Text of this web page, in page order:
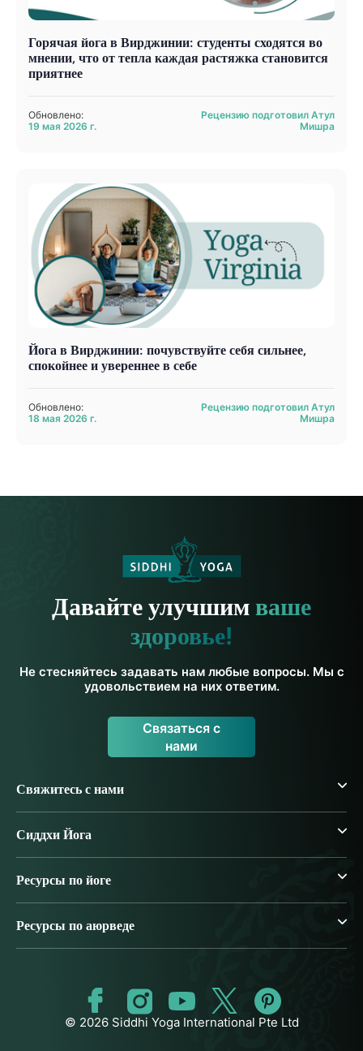
Горячая йога в Вирджинии: студенты сходятся во
мнении, что от тепла каждая растяжка становится
приятнее
Обновлено:
19 мая 2026 г.
Рецензию подготовил Атул
Мишра
Йога в Вирджинии: почувствуйте себя сильнее,
спокойнее и увереннее в себе
Обновлено:
18 мая 2026 г.
Рецензию подготовил Атул
Мишра
Давайте улучшимваше
здоровье!
Не стесняйтесь задавать нам любые вопросы. Мы с
удовольствием на них ответим.
Связаться с
нами
Свяжитесь с нами
Сиддхи Йога
Ресурсы по йоге
Ресурсы по аюрведе
© 2026 Siddhi Yoga International Pte Ltd